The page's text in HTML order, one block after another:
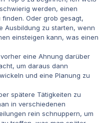
werden, einen
Oder grob gesagt,
Ausbildung zu starten, wenn
einsteigen kann, was einen
eine Ahnung darüber
um daraus dann
und eine Planung zu
spätere Tätigkeiten zu
in verschiedenen
rein schnuppern, um